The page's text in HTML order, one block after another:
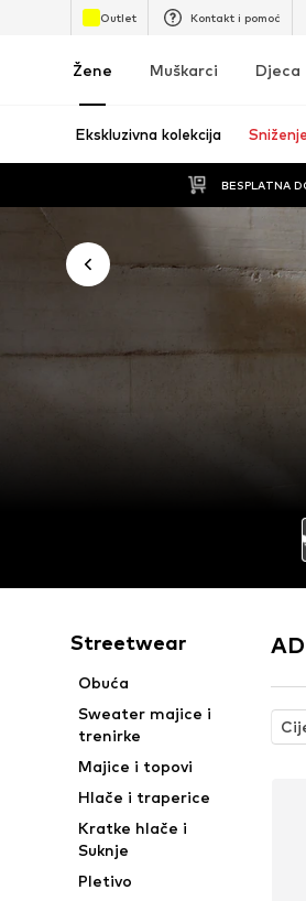
Outlet Kontakt i pomoć
Žene Muškarci Djeca
Ekskluzivna kolekcija Sniženje
BESPLATNA
Streetwear
Obuća
Sweater majice i
trenirke
Majice i topovi
Hlače i traperice
Kratke hlače i
Suknje
Pletivo